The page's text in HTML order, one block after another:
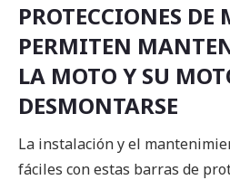
PROTECCIONES DE
PERMITEN
LA MOTO Y SU
DESMONTARSE
La instalación y el
fáciles con estas barras de